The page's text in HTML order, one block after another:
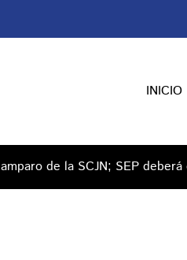
INICIO
de la SCJN; SEP